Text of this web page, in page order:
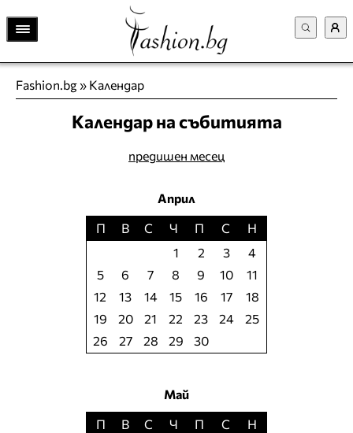
Fashion.bg» Календар
Календар на събитията
предишен месец
Април
П
В С Ч П С
Н
1
2 3
4
5
6 7 8 9 10
11
12
13 14 15 16 17
18
19
20 21 22 23 24
25
26
27 28 29 30
Май
П
В С Ч П С
Н